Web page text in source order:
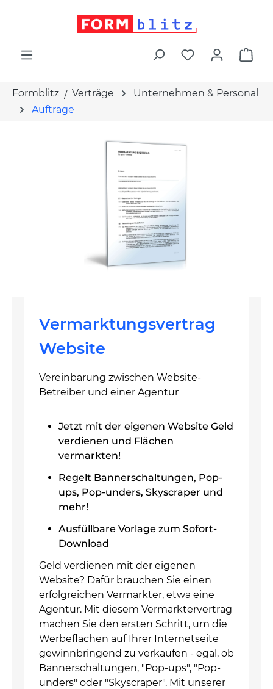
Formblitz Verträge
Unternehmen & Personal
Aufträge
Vermarktungsvertrag
Website
Vereinbarung zwischen Website-
Betreiber und einer Agentur
Jetzt mit der eigenen Website Geld
verdienen und Flächen
vermarkten!
Regelt Bannerschaltungen, Pop-
ups, Pop-unders, Skyscraper und
mehr!
Ausfüllbare Vorlage zum Sofort-
Download
Geld verdienen mit der eigenen
Website? Dafür brauchen Sie einen
erfolgreichen Vermarkter, etwa eine
Agentur. Mit diesem Vermarktervertrag
machen Sie den ersten Schritt, um die
Werbeflächen auf Ihrer Internetseite
gewinnbringend zu verkaufen - egal, ob
Bannerschaltungen, "Pop-ups", "Pop-
unders" oder "Skyscraper". Mit unserer